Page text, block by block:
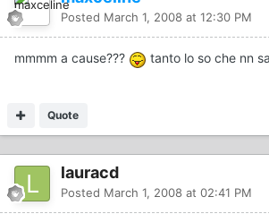
Posted March 1, 2008 at 12:30 PM
mmmm a cause??? tanto lo so che nn
Quote
lauracd
Posted March 1, 2008 at 02:41 PM